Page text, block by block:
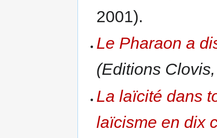
2001).
Le Pharaon a
(Editions
La laïcité dans
laïcisme en dix